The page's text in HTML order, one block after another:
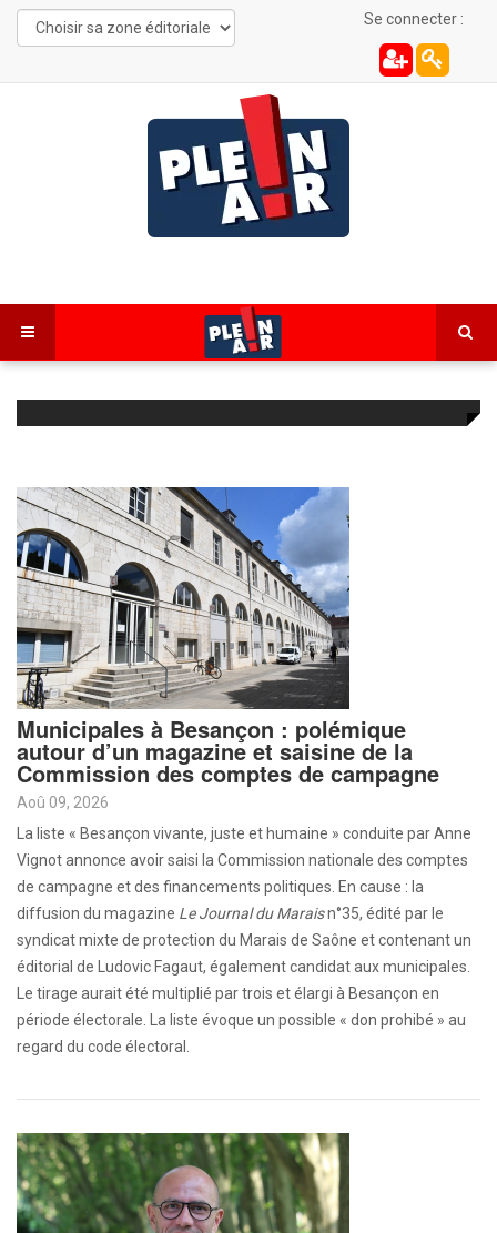
Se connecter :
Municipales à Besançon : polémique
autour d’un magazine et saisine de la
Commission des comptes de campagne
Aoû 09, 2026
La liste « Besançon vivante, juste et humaine » conduite par Anne
Vignot annonce avoir saisi la Commission nationale des comptes
de campagne et des financements politiques. En cause : la
diffusion du magazine Le Journal du Maraisn°35, édité par le
syndicat mixte de protection du Marais de Saône et contenant un
éditorial de Ludovic Fagaut, également candidat aux municipales.
Le tirage aurait été multiplié par trois et élargi à Besançon en
période électorale. La liste évoque un possible « don prohibé » au
regard du code électoral.